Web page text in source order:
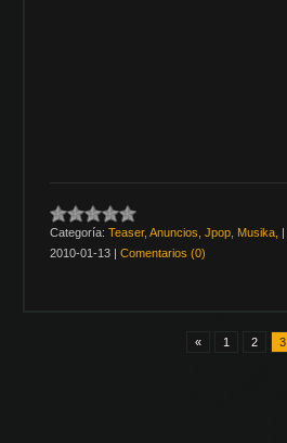
Categoría: Teaser, Anuncios, Jpop, Musika, |
2010-01-13 | Comentarios (0)
« 1 2 3